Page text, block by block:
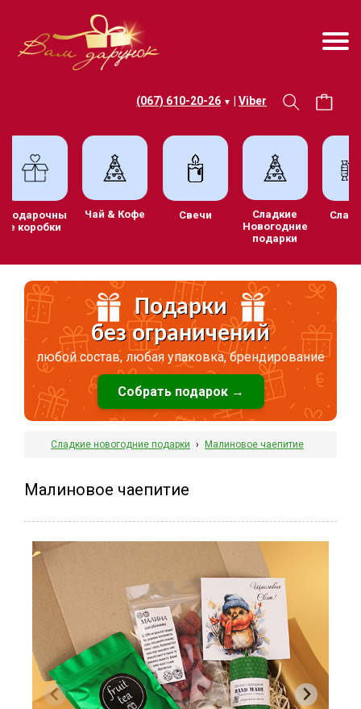
(067) 610-20-26 ▼ Viber
Подарочны
е коробки
Чай & Кофе Свечи
Сладкие
Новогодние
подарки
Подарки
без ограничений
любой состав, любая упаковка, брендирование
Собрать подарок →
Сладкие новогодние подарки › Малиновое чаепитие
Малиновое чаепитие